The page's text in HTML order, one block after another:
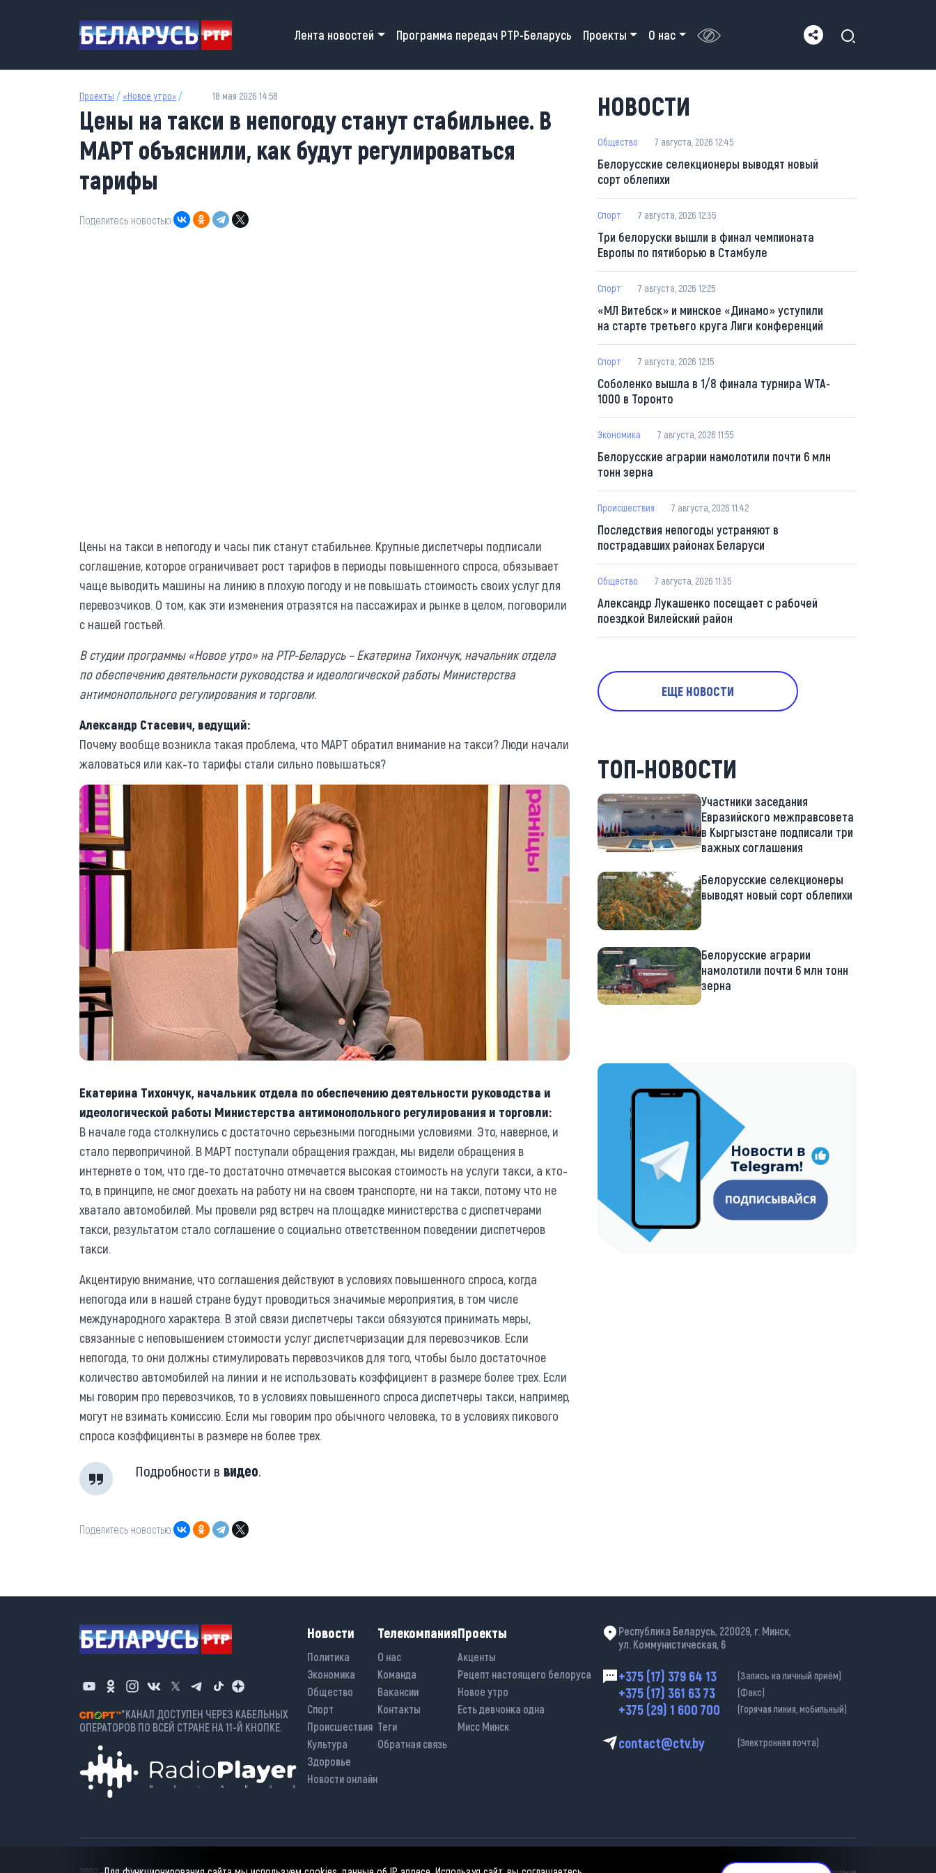
Main navigation
Лента новостей Программа передач РТР-Беларусь Проекты О нас
Проекты / «Новое утро» / 18 мая 2026 14:58
Цены на такси в непогоду станут стабильнее. В
МАРТ объяснили, как будут регулироваться
тарифы
Поделитесь новостью:
Цены на такси в непогоду и часы пик станут стабильнее. Крупные диспетчеры подписали
соглашение, которое ограничивает рост тарифов в периоды повышенного спроса, обязывает
чаще выводить машины на линию в плохую погоду и не повышать стоимость своих услуг для
перевозчиков. О том, как эти изменения отразятся на пассажирах и рынке в целом, поговорили
с нашей гостьей.
В студии программы «Новое утро» на РТР-Беларусь – Екатерина Тихончук, начальник отдела
по обеспечению деятельности руководства и идеологической работы Министерства
антимонопольного регулирования и торговли.
Александр Стасевич, ведущий:
Почему вообще возникла такая проблема, что МАРТ обратил внимание на такси? Люди начали
жаловаться или как-то тарифы стали сильно повышаться?
Екатерина Тихончук, начальник отдела по обеспечению деятельности руководства и
идеологической работы Министерства антимонопольного регулирования и торговли:
В начале года столкнулись с достаточно серьезными погодными условиями. Это, наверное, и
стало первопричиной. В МАРТ поступали обращения граждан, мы видели обращения в
интернете о том, что где-то достаточно отмечается высокая стоимость на услуги такси, а кто-
то, в принципе, не смог доехать на работу ни на своем транспорте, ни на такси, потому что не
хватало автомобилей. Мы провели ряд встреч на площадке министерства с диспетчерами
такси, результатом стало соглашение о социально ответственном поведении диспетчеров
такси.
Акцентирую внимание, что соглашения действуют в условиях повышенного спроса, когда
непогода или в нашей стране будут проводиться значимые мероприятия, в том числе
международного характера. В этой связи диспетчеры такси обязуются принимать меры,
связанные с неповышением стоимости услуг диспетчеризации для перевозчиков. Если
непогода, то они должны стимулировать перевозчиков для того, чтобы было достаточное
количество автомобилей на линии и не использовать коэффициент в размере более трех. Если
мы говорим про перевозчиков, то в условиях повышенного спроса диспетчеры такси, например,
могут не взимать комиссию. Если мы говорим про обычного человека, то в условиях пикового
спроса коэффициенты в размере не более трех.
Подробности в видео
Поделитесь новостью:
НОВОСТИ
Общество 7 августа, 2026 12:45
Белорусские селекционеры выводят новый
сорт облепихи
Спорт 7 августа, 2026 12:35
Три белоруски вышли в финал чемпионата
Европы по пятиборью в Стамбуле
Спорт 7 августа, 2026 12:25
«МЛ Витебск» и минское «Динамо» уступили
на старте третьего круга Лиги конференций
Спорт 7 августа, 2026 12:15
Соболенко вышла в 1/8 финала турнира WTA-
1000 в Торонто
Экономика 7 августа, 2026 11:55
Белорусские аграрии намолотили почти 6 млн
тонн зерна
Происшествия 7 августа, 2026 11:42
Последствия непогоды устраняют в
пострадавших районах Беларуси
Общество 7 августа, 2026 11:35
Александр Лукашенко посещает с рабочей
поездкой Вилейский район
ЕЩЕ НОВОСТИ
ТОП-НОВОСТИ
Участники заседания
Евразийского межправсовета
в Кыргызстане подписали три
важных соглашения
Белорусские селекционеры
выводят новый сорт облепихи
Белорусские аграрии
намолотили почти 6 млн тонн
зерна
https://t.me/minskctvby
*КАНАЛ ДОСТУПЕН ЧЕРЕЗ КАБЕЛЬНЫХ
ОПЕРАТОРОВ ПО ВСЕЙ СТРАНЕ НА 11-Й КНОПКЕ.
Новости
Политика
Экономика
Общество
Спорт
Происшествия
Культура
Здоровье
Новости онлайн
Телекомпания
О нас
Команда
Вакансии
Контакты
Теги
Обратная связь
Проекты
Акценты
Рецепт настоящего белоруса
Новое утро
Есть девчонка одна
Мисс Минск
Республика Беларусь, 220029, г. Минск,
ул. Коммунистическая, 6
+375 (17) 379 64 13 (Запись на личный приём)
+375 (17) 361 63 73 (Факс)
+375 (29) 1 600 700 (Горячая линия, мобильный)
contact@ctv.by (Электронная почта)